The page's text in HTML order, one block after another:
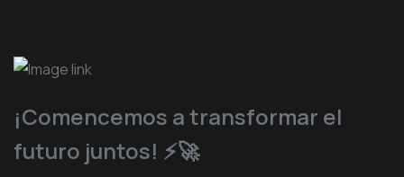
¡Comencemos a transformar el
futuro juntos! ⚡️🚀